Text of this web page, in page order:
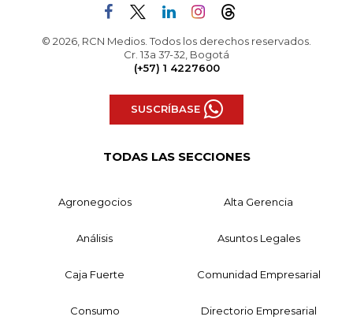
© 2026, RCN Medios. Todos los derechos reservados.
Cr. 13a 37-32, Bogotá
(+57) 1 4227600
SUSCRÍBASE
TODAS LAS SECCIONES
Agronegocios Alta Gerencia
Análisis Asuntos Legales
Caja Fuerte Comunidad Empresarial
Consumo Directorio Empresarial